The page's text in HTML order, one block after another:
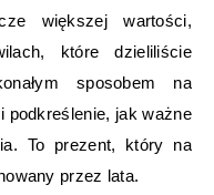
większej wartości,
które dzieliliście
sposobem na
podkreślenie, jak ważne
To prezent, który na
przez lata.